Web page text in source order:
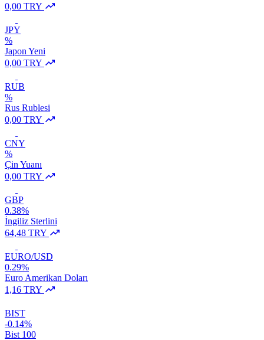
0,00 TRY
JPY
%
Japon Yeni
0,00 TRY
RUB
%
Rus Rublesi
0,00 TRY
CNY
%
Çin Yuanı
0,00 TRY
GBP
0.38%
İngiliz Sterlini
64,48 TRY
EURO/USD
0.29%
Euro Amerikan Doları
1,16 TRY
BIST
-0.14%
Bist 100